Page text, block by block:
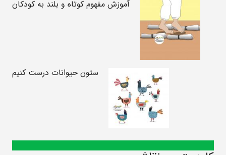
آموزش مفهوم کوتاه و بلند به کودکان
ستون حیوانات درست کنیم